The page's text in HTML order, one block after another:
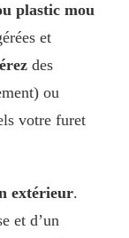
plastic mou
et
des
ou
votre furet
extérieur.
et d’un